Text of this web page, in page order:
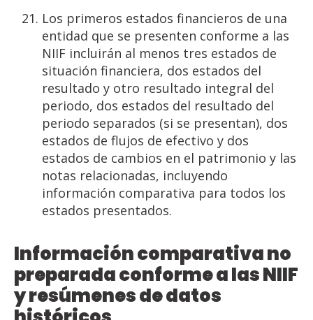
Los primeros estados financieros de una
entidad que se presenten conforme a las
NIIF incluirán al menos tres estados de
situación financiera, dos estados del
resultado y otro resultado integral del
periodo, dos estados del resultado del
periodo separados (si se presentan), dos
estados de flujos de efectivo y dos
estados de cambios en el patrimonio y las
notas relacionadas, incluyendo
información comparativa para todos los
estados presentados.
Información comparativa no
preparada conforme a las NIIF
y resúmenes de datos